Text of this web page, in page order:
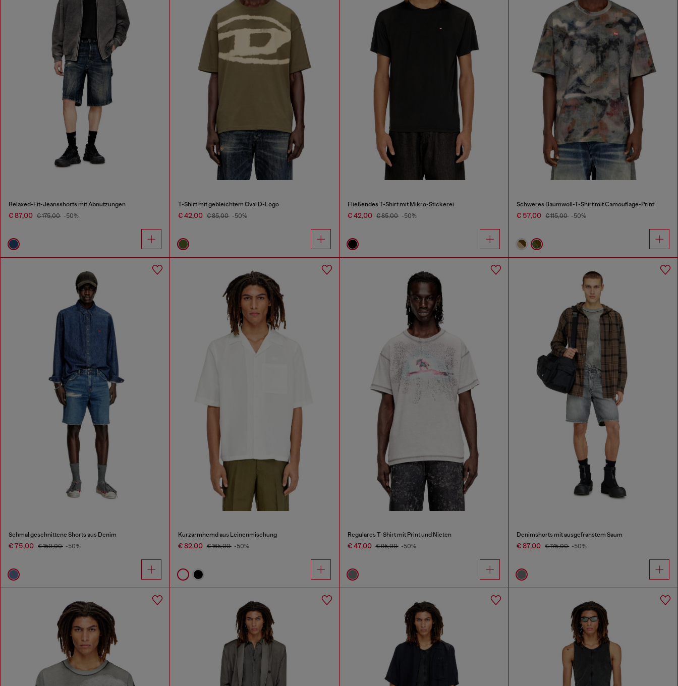
Relaxed-Fit-Jeansshorts mit Abnutzungen
€ 87,00 € 175,00 -50%
T-Shirt mit gebleichtem Oval D-Logo
€ 42,00 € 85,00 -50%
Fließendes T-Shirt mit Mikro-Stickerei
€ 42,00 € 85,00 -50%
Schweres Baumwoll-T-Shirt mit Camouflage-Print
€ 57,00 € 115,00 -50%
Schmal geschnittene Shorts aus Denim
€ 75,00 € 150,00 -50%
Kurzarmhemd aus Leinenmischung
€ 82,00 € 165,00 -50%
Reguläres T-Shirt mit Print und Nieten
€ 47,00 € 95,00 -50%
Denimshorts mit ausgefranstem Saum
€ 87,00 € 175,00 -50%